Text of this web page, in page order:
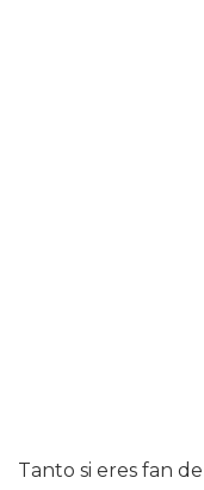
Tanto si eres fan